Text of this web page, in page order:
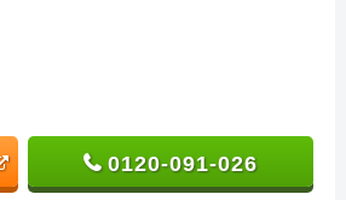
0120-091-026